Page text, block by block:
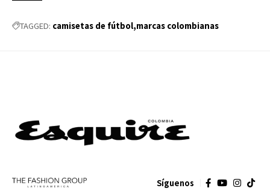
TAGGED: camisetas de fútbol marcas colombianas
Síguenos